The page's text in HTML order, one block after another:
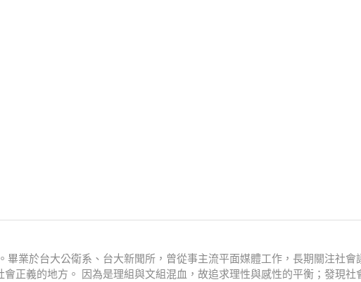
畢業於台大公衛系、台大新聞所，曾從事主流平面媒體工作，長期關注社會
會正義的地方。 因為是理組與文組混血，故追求理性與感性的平衡；發現社